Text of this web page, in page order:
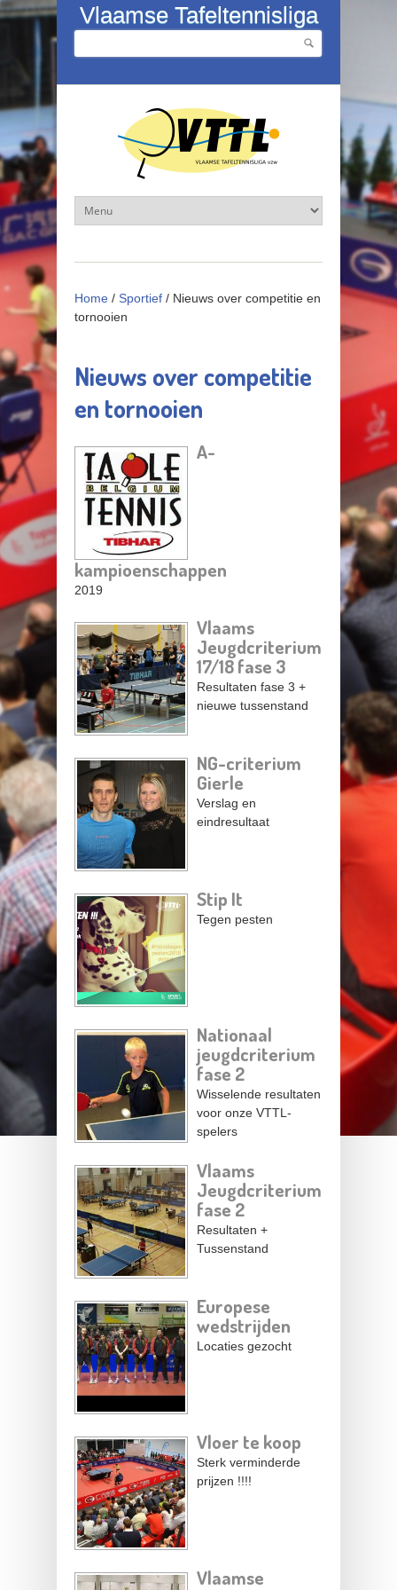
Overslaan en naar de inhoud gaan
Vlaamse Tafeltennisliga
Zoekveld
Home / Sportief / Nieuws over competitie en
tornooien
Nieuws over competitie
en tornooien
A-
kampioenschappen
2019
Vlaams
Jeugdcriterium
17/18 fase 3
Resultaten fase 3 +
nieuwe tussenstand
NG-criterium
Gierle
Verslag en
eindresultaat
Stip It
Tegen pesten
Nationaal
jeugdcriterium
fase 2
Wisselende resultaten
voor onze VTTL-
spelers
Vlaams
Jeugdcriterium
fase 2
Resultaten +
Tussenstand
Europese
wedstrijden
Locaties gezocht
Vloer te koop
Sterk verminderde
prijzen !!!!
Vlaamse
Pagina's